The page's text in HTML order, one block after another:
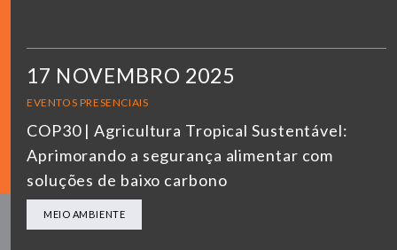
17 NOVEMBRO 2025
EVENTOS PRESENCIAIS
COP30 | Agricultura Tropical Sustentável:
Aprimorando a segurança alimentar com
soluções de baixo carbono
MEIO AMBIENTE